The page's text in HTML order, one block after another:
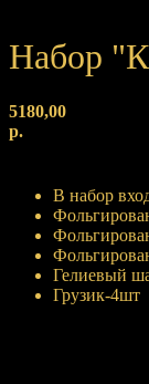
Набор
5180,00
р.
В набор
Гелиевый
Грузик-4шт